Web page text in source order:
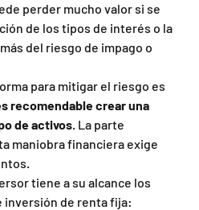
perder mucho valor si se
de los tipos de interés o la
del riesgo de impago o
para mitigar el riesgo es
recomendable crear una
de activos. La parte
maniobra financiera exige
tiene a su alcance los
inversión de renta fija: